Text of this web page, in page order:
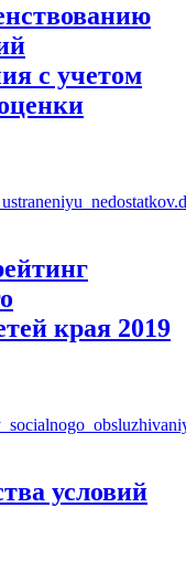
с учетом
края 2019
условий